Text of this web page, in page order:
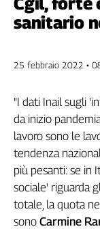
Filcams
Filctem
Filt
Fisac
Flai
Flc
Fp
Nidil
Slc
Spi
Inca
sanitario
25 febbraio 2022 •
"I dati Inail sugli
da inizio
lavoro sono le
tendenza
più pesanti: se in
sociale' riguarda
totale, la quota
sono Carmine